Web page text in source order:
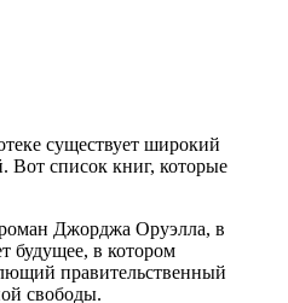
существует широкий
Вот список книг, которые
Джорджа Оруэлла, в
будущее, в котором
правительственный
свободы.